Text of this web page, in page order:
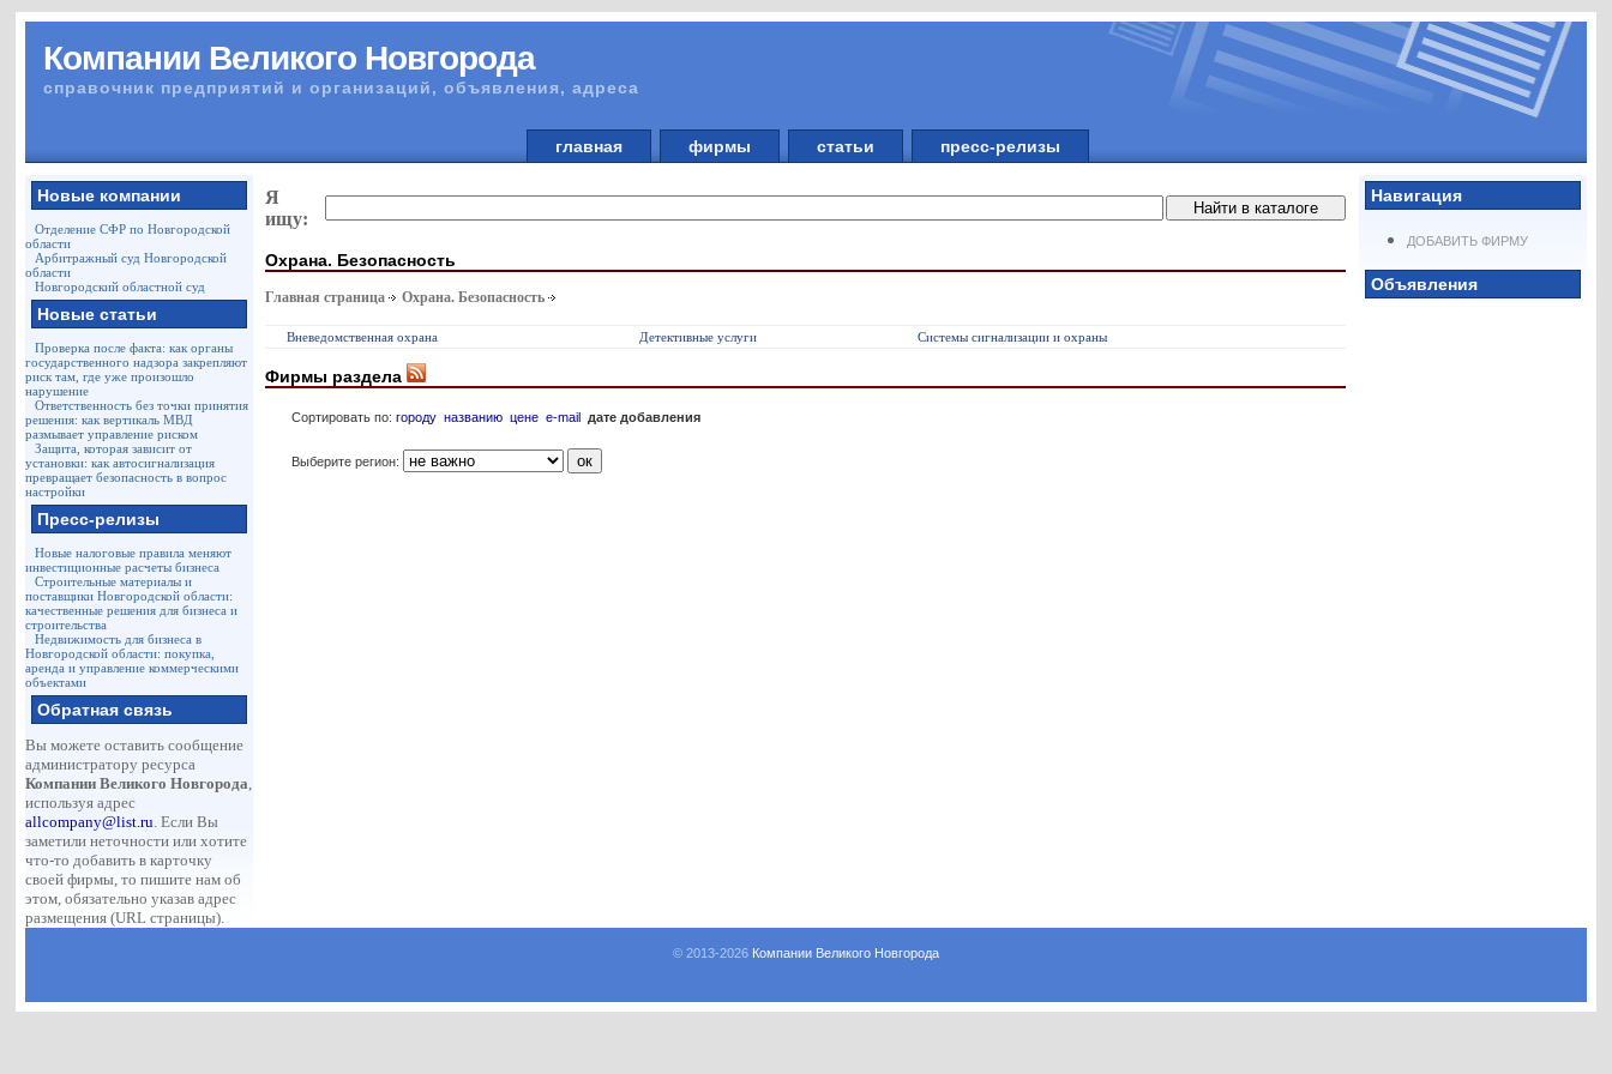
Компании Великого Новгорода
справочник предприятий и организаций, объявления, адреса
главная фирмы статьи пресс-релизы
Новые компании
Отделение СФР по Новгородской
области
Арбитражный суд Новгородской
области
Новгородский областной суд
Новые статьи
Проверка после факта: как органы
государственного надзора закрепляют
риск там, где уже произошло
нарушение
Ответственность без точки принятия
решения: как вертикаль МВД
размывает управление риском
Защита, которая зависит от
установки: как автосигнализация
превращает безопасность в вопрос
настройки
Пресс-релизы
Новые налоговые правила меняют
инвестиционные расчеты бизнеса
Строительные материалы и
поставщики Новгородской области:
качественные решения для бизнеса и
строительства
Недвижимость для бизнеса в
Новгородской области: покупка,
аренда и управление коммерческими
объектами
Обратная связь
Вы можете оставить сообщение
администратору ресурса
Компании Великого Новгорода,
используя адрес
allcompany@list.ru. Если Вы
заметили неточности или хотите
что-то добавить в карточку
своей фирмы, то пишите нам об
этом, обязательно указав адрес
размещения (URL страницы).
Навигация
ДОБАВИТЬ ФИРМУ
Объявления
Я
ищу:
Охрана. Безопасность
Главная страница Охрана. Безопасность
Вневедомственная охрана Детективные услуги Системы сигнализации и охраны
Фирмы раздела
Сортировать по:городу названию цене e-mail дате добавления
Выберите регион:
© 2013-2026 Компании Великого Новгорода